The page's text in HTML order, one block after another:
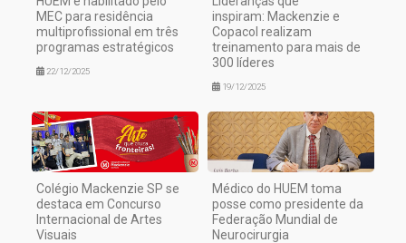
MEC para residência
multiprofissional em três
programas estratégicos
22/12/2025
inspiram: Mackenzie e
Copacol realizam
treinamento para mais de
300 líderes
19/12/2025
Colégio Mackenzie SP se
destaca em Concurso
Internacional de Artes
Visuais
Médico do HUEM toma
posse como presidente da
Federação Mundial de
Neurocirurgia